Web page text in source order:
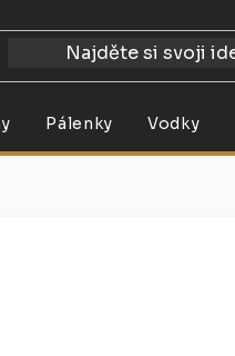
Pálenky Vodky